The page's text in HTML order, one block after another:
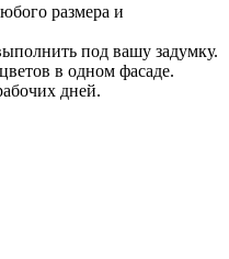
размера и
под вашу задумку.
в одном фасаде.
дней.